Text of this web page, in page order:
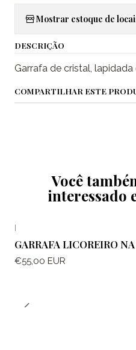
Mostrar estoque de
DESCRIÇÃO
Garrafa de cristal, lapidada
COMPARTILHAR ESTE
Você
interessado
|
GARRAFA LICOREIRO
€55,00 EUR